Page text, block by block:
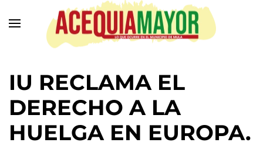
IU RECLAMA EL
DERECHO A LA
HUELGA EN EUROPA.